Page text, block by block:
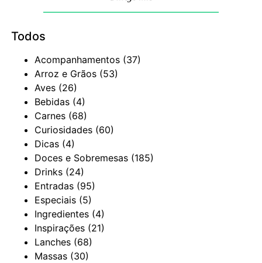
Todos
Acompanhamentos (37)
Arroz e Grãos (53)
Aves (26)
Bebidas (4)
Carnes (68)
Curiosidades (60)
Dicas (4)
Doces e Sobremesas (185)
Drinks (24)
Entradas (95)
Especiais (5)
Ingredientes (4)
Inspirações (21)
Lanches (68)
Massas (30)